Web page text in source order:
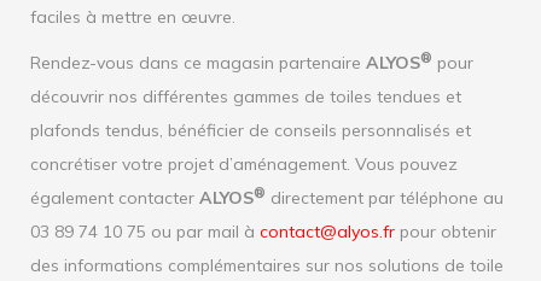
faciles à mettre en œuvre.
Rendez-vous dans ce magasin partenaire ALYOS® pour
découvrir nos différentes gammes de toiles tendues et
plafonds tendus, bénéficier de conseils personnalisés et
concrétiser votre projet d’aménagement. Vous pouvez
également contacter ALYOS® directement par téléphone au
03 89 74 10 75 ou par mail à contact@alyos.fr pour obtenir
des informations complémentaires sur nos solutions de toile